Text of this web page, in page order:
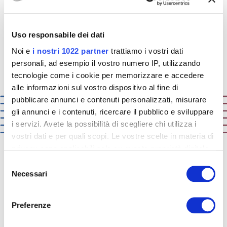
Uso responsabile dei dati
Noi e i nostri 1022 partner trattiamo i vostri dati
personali, ad esempio il vostro numero IP, utilizzando
tecnologie come i cookie per memorizzare e accedere
alle informazioni sul vostro dispositivo al fine di
pubblicare annunci e contenuti personalizzati, misurare
gli annunci e i contenuti, ricercare il pubblico e sviluppare
i servizi. Avete la possibilità di scegliere chi utilizza i
vostri dati e per quali scopi. Le vostre scelte in materia di
modificare o revocare il proprio consenso in qualsiasi
momento dalla Dichiarazione sui cookie o facendo clic
delNecessari
Preferenze
ICA: solutions that matter
Wiemy co liczy się dla naszych klientów.